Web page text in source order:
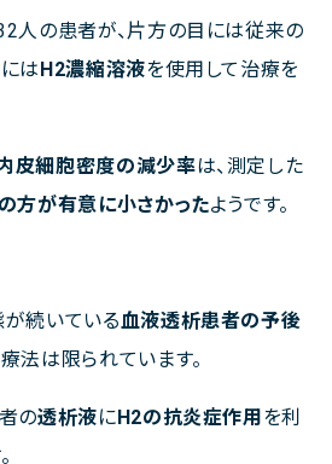
休診 休診
13:00 午後 14:00～18:00
人の患者が、片方の目には従来の
はH2濃縮溶液を使用して治療を
皮細胞密度の減少率は、測定した
方が有意に小さかったようです。
が続いている血液透析患者の予後
法は限られています。
の透析液にH2の抗炎症作用 を利